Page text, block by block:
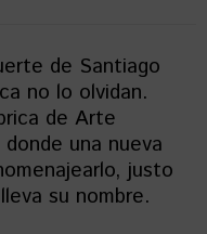
de Santiago
no lo olvidan.
de Arte
una nueva
justo
su nombre.